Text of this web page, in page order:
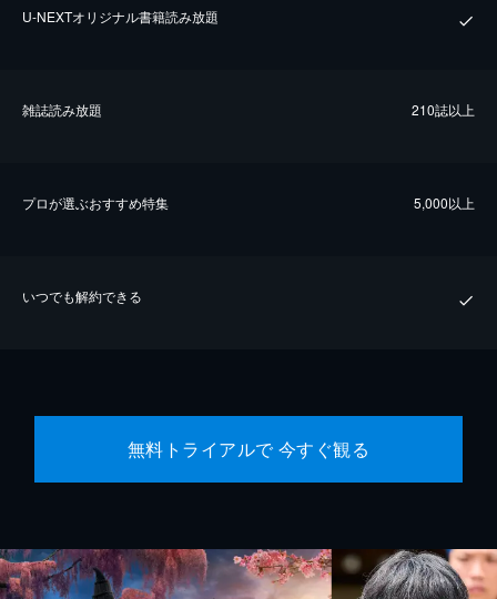
U-NEXTオリジナル書籍読み放題
雑誌読み放題 210誌以上
プロが選ぶおすすめ特集 5,000以上
いつでも解約できる
無料トライアルで 今すぐ観る